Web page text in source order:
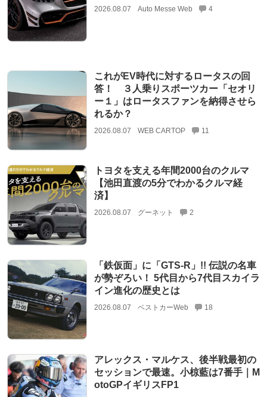
2026.08.07 Auto Messe Web 4
これがEV時代に対するロータスの回
答！ ３人乗りスポーツカー「セオリ
ー１」はロータスファンを納得させら
れるか？
2026.08.07 WEB CARTOP 11
トヨタを支える年間2000台のクルマ
【池田直渡の5分でわかるクルマ経
済】
2026.08.07 グーネット 2
「鉄仮面」に「GTS-R」!! 伝説の名車
が勢ぞろい！ 5代目から7代目スカイラ
イン進化の歴史とは
2026.08.07 ベストカーWeb 18
アレックス・マルケス、後半戦最初の
セッションで最速。小椋藍は7番手｜M
otoGPイギリスFP1